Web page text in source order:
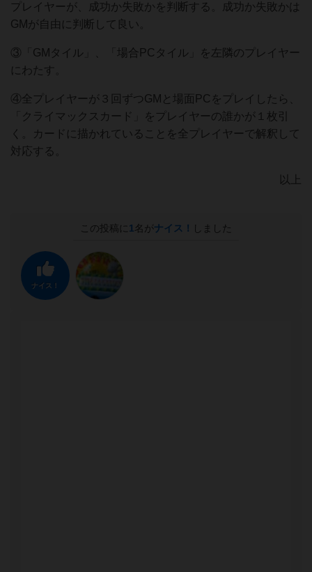
プレイヤーが、成功か失敗かを判断する。成功か失敗かは
GMが自由に判断して良い。
③「GMタイル」、「場合PCタイル」を左隣のプレイヤー
にわたす。
④全プレイヤーが３回ずつGMと場面PCをプレイしたら、
「クライマックスカード」をプレイヤーの誰かが１枚引
く。カードに描かれていることを全プレイヤーで解釈して
対応する。
以上
この投稿に 1 名がナイス！ しました
ナイス！